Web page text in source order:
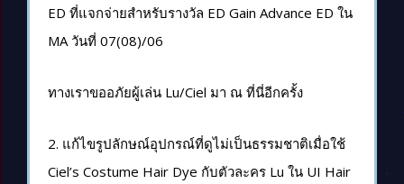
ED ที่แจกจ่ายสำหรับรางวัล ED Gain Advance ED ใน
MA วันที่ 07(08)/06
ทางเราขออภัยผู้เล่น Lu/Ciel มา ณ ที่นี่อีกครั้ง
2. แก้ไขรูปลักษณ์อุปกรณ์ที่ดูไม่เป็นธรรมชาติเมื่อใช้
Ciel’s Costume Hair Dye กับตัวละคร Lu ใน UI Hair